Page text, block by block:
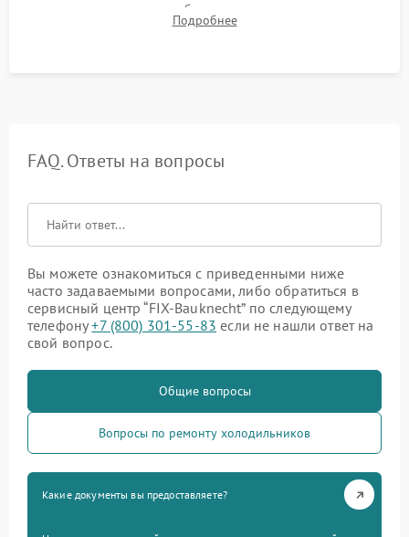
компрессора, отсутствия обмерзания стенок и корректного
срабатывания системы автоматической оттайки.
Подробнее
FAQ. Ответы на вопросы
Вы можете ознакомиться с приведенными ниже
часто задаваемыми вопросами, либо обратиться в
сервисный центр “FIX-Bauknecht” по следующему
телефону+7 (800) 301-55-83 если не нашли ответ на
свой вопрос.
Общие вопросы
Вопросы по ремонту холодильников
Какие документы вы предоставляете?